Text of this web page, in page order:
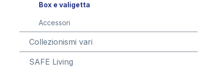
Box e valigetta
Accessori
Collezionismi vari
SAFE Living